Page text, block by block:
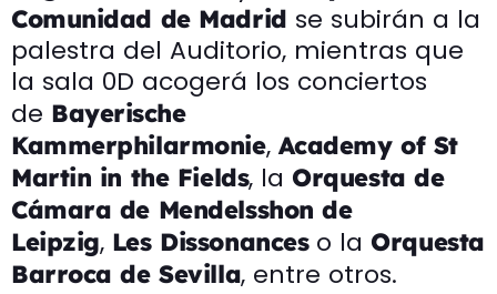
Comunidad de Madrid se subirán a la
palestra del Auditorio, mientras que
la sala 0D acogerá los conciertos
de Bayerische
Kammerphilarmonie, Academy of St
Martin in the Fields, la Orquesta de
Cámara de Mendelsshon de
Leipzig, Les Dissonanceso la Orquesta
Barroca de Sevilla, entre otros.